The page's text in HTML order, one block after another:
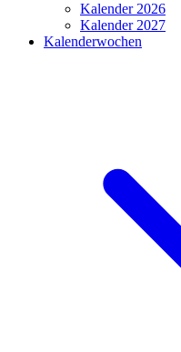
Kalender 2026
Kalender 2027
Kalenderwochen